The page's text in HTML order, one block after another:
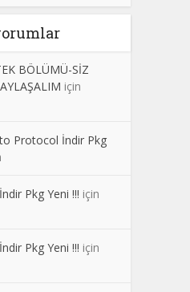
BÖLÜMÜ-SİZ
için
Protocol İndir Pkg
Pkg Yeni !!! için
Pkg Yeni !!! için